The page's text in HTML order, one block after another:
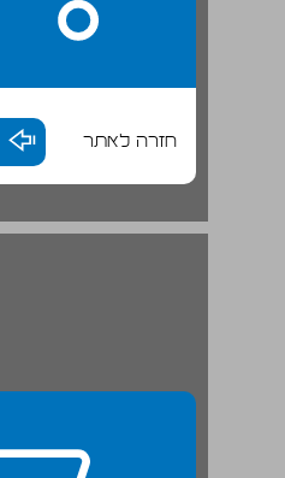
חזרה לאתר
השורש "פצע" והתפצלויותיו ... 19